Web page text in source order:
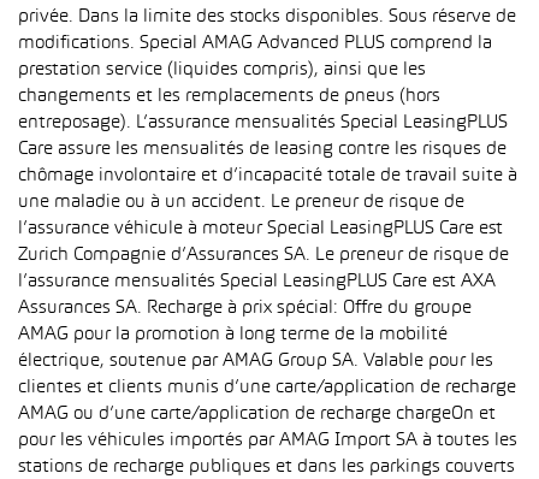
privée. Dans la limite des stocks disponibles. Sous réserve de
modifications. Special AMAG Advanced PLUS comprend la
prestation service (liquides compris), ainsi que les
changements et les remplacements de pneus (hors
entreposage). L’assurance mensualités Special LeasingPLUS
Care assure les mensualités de leasing contre les risques de
chômage involontaire et d’incapacité totale de travail suite à
une maladie ou à un accident. Le preneur de risque de
l’assurance véhicule à moteur Special LeasingPLUS Care est
Zurich Compagnie d’Assurances SA. Le preneur de risque de
l’assurance mensualités Special LeasingPLUS Care est AXA
Assurances SA. Recharge à prix spécial: Offre du groupe
AMAG pour la promotion à long terme de la mobilité
électrique, soutenue par AMAG Group SA. Valable pour les
clientes et clients munis d’une carte/application de recharge
AMAG ou d’une carte/application de recharge chargeOn et
pour les véhicules importés par AMAG Import SA à toutes les
stations de recharge publiques et dans les parkings couverts